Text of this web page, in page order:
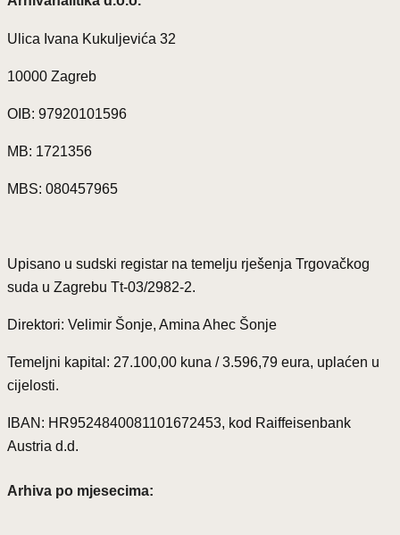
Ulica Ivana Kukuljevića 32
10000 Zagreb
OIB: 97920101596
MB: 1721356
MBS: 080457965
Upisano u sudski registar na temelju rješenja Trgovačkog
suda u Zagrebu Tt-03/2982-2.
Direktori: Velimir Šonje, Amina Ahec Šonje
Temeljni kapital: 27.100,00 kuna / 3.596,79 eura, uplaćen u
cijelosti.
IBAN: HR9524840081101672453, kod Raiffeisenbank
Austria d.d.
Arhiva po mjesecima: